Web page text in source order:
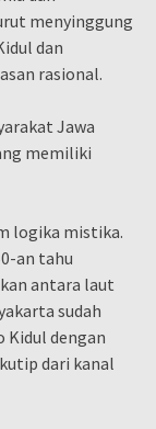
menyinggung
dan
rasional.
Jawa
memiliki
logika mistika.
an tahu
antara laut
sudah
Kidul dengan
dari kanal